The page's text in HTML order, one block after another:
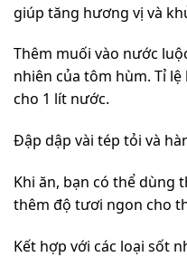
giúp tăng hương vị và
Thêm muối vào nước
nhiên của tôm hùm. Tỉ
cho 1 lít nước.
Đập dập vài tép tỏi và
Khi ăn, bạn có thể dùng
thêm độ tươi ngon cho
Kết hợp với các loại sốt